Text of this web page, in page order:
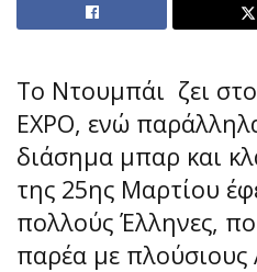
Το Ντουμπάι ζει
EXPO, ενώ
διάσημα μπαρ και
της 25ης Μαρτίου
πολλούς Έλληνες,
παρέα με πλούσιους